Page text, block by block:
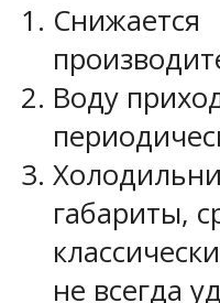
Снижается
Воду
габариты,
не всегда